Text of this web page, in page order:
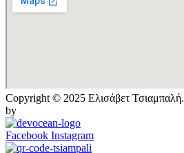
Copyright © 2025 Ελισάβετ Τσιαμπαλή.
by
Facebook Instagram